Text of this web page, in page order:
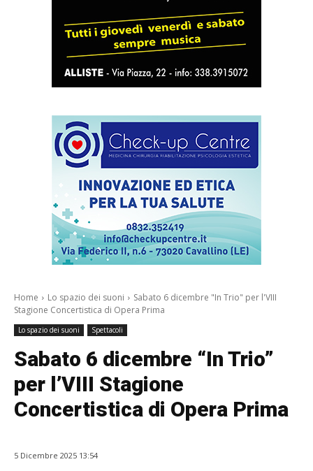
Home Lo spazio dei suoni
Sabato 6 dicembre "In Trio" per l'VIII
Stagione Concertistica di Opera Prima
Lo spazio dei suoni Spettacoli
Sabato 6 dicembre “In Trio”
per l’VIII Stagione
Concertistica di Opera Prima
5 Dicembre 2025 13:54